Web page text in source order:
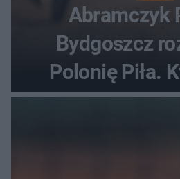
Abramczyk
Bydgoszcz
Polonię Piła.
najwięcej